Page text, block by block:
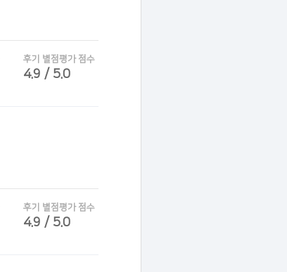
후기 별점평가 점수
4.9 / 5.0
후기 별점평가 점수
4.9 / 5.0